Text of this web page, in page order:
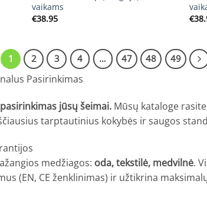
vaikams
€38.95
€
1 2 3 4 … 47 48 49
Pasirinkimas
jūsų šeimai. Mūsų kataloge
tarptautinius kokybės ir saugos
medžiagos: oda, tekstilė, medvilnė.
(EN, CE ženklinimas) ir užtikrina